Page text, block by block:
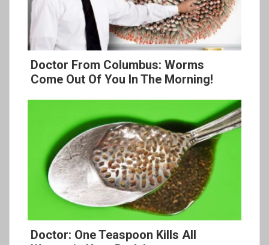
Doctor From Columbus: Worms
Come Out Of You In The Morning!
Doctor: One Teaspoon Kills All